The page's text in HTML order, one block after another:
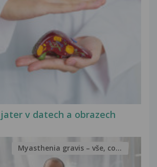
v datech a obrazech
Myasthenia gravis – vše, co...